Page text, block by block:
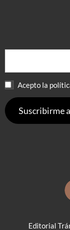
Acepto la
Editorial